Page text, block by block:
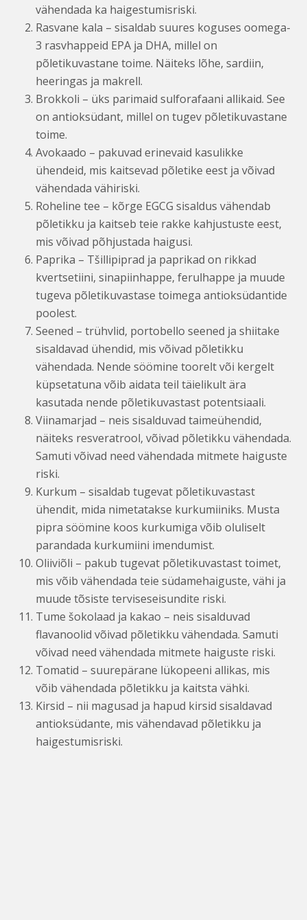
vähendada ka haigestumisriski.
Rasvane kala – sisaldab suures koguses oomega-
3 rasvhappeid EPA ja DHA, millel on
põletikuvastane toime. Näiteks lõhe, sardiin,
heeringas ja makrell.
Brokkoli – üks parimaid sulforafaani allikaid. See
on antioksüdant, millel on tugev põletikuvastane
toime.
Avokaado – pakuvad erinevaid kasulikke
ühendeid, mis kaitsevad põletike eest ja võivad
vähendada vähiriski.
Roheline tee – kõrge EGCG sisaldus vähendab
põletikku ja kaitseb teie rakke kahjustuste eest,
mis võivad põhjustada haigusi.
Paprika – Tšillipiprad ja paprikad on rikkad
kvertsetiini, sinapiinhappe, ferulhappe ja muude
tugeva põletikuvastase toimega antioksüdantide
poolest.
Seened – trühvlid, portobello seened ja shiitake
sisaldavad ühendid, mis võivad põletikku
vähendada. Nende söömine toorelt või kergelt
küpsetatuna võib aidata teil täielikult ära
kasutada nende põletikuvastast potentsiaali.
Viinamarjad – neis sisalduvad taimeühendid,
näiteks resveratrool, võivad põletikku vähendada.
Samuti võivad need vähendada mitmete haiguste
riski.
Kurkum – sisaldab tugevat põletikuvastast
ühendit, mida nimetatakse kurkumiiniks. Musta
pipra söömine koos kurkumiga võib oluliselt
parandada kurkumiini imendumist.
Oliiviõli – pakub tugevat põletikuvastast toimet,
mis võib vähendada teie südamehaiguste, vähi ja
muude tõsiste terviseseisundite riski.
Tume šokolaad ja kakao – neis sisalduvad
flavanoolid võivad põletikku vähendada. Samuti
võivad need vähendada mitmete haiguste riski.
Tomatid – suurepärane lükopeeni allikas, mis
võib vähendada põletikku ja kaitsta vähki.
Kirsid – nii magusad ja hapud kirsid sisaldavad
antioksüdante, mis vähendavad põletikku ja
haigestumisriski.